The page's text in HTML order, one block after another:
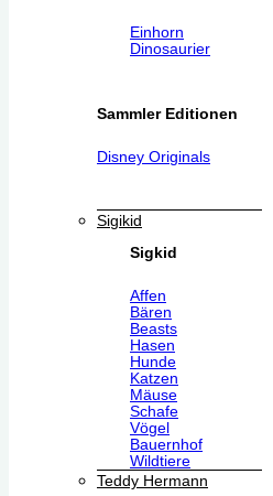
Einhorn
Dinosaurier
Sammler Editionen
Disney Originals
Sigikid
Sigkid
Affen
Bären
Beasts
Hasen
Hunde
Katzen
Mäuse
Schafe
Vögel
Bauernhof
Wildtiere
Teddy Hermann